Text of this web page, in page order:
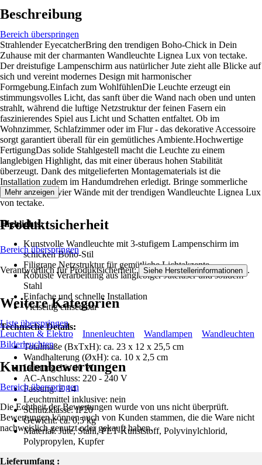
Beschreibung
Bereich überspringen
Strahlender EyecatcherBring den trendigen Boho-Chick in Dein
Zuhause mit der charmanten Wandleuchte Lignea Lux von tectake.
Der dreistufige Lampenschirm aus natürlicher Jute zieht alle Blicke auf
sich und vereint modernes Design mit harmonischer
Formgebung.Einfach zum WohlfühlenDie Leuchte erzeugt ein
stimmungsvolles Licht, das sanft über die Wand nach oben und unten
strahlt, während die luftige Netzstruktur der feinen Fasern ein
faszinierendes Spiel aus Licht und Schatten entfaltet. Ob im
Wohnzimmer, Schlafzimmer oder im Flur - das dekorative Accessoire
sorgt garantiert überall für ein gemütliches Ambiente.Hochwertige
FertigungDas solide Stahlgestell macht die Leuchte zu einem
langlebigen Highlight, das mit einer überaus hohen Stabilität
überzeugt. Dank des mitgelieferten Montagematerials ist die
Installation zudem im Handumdrehen erledigt. Bringe sommerliche
Vibes in Deine vier Wände mit der trendigen Wandleuchte Lignea Lux
von tectake.
Highlights:
Kunstvolle Wandleuchte mit 3-stufigem Lampenschirm im
schicken Boho-Stil
Filigrane Netzstruktur für gemütliche Lichtakzente
Robuste Verarbeitung aus langlebiger Jutefaser und solidem
Stahl
Einfache und schnelle Installation
Vielseitig einsetzbar
Technische Details:
Totalmaße (BxTxH): ca. 23 x 12 x 25,5 cm
Wandhalterung (ØxH): ca. 10 x 2,5 cm
Leistung: bis 40 W
AC-Anschluss: 220 - 240 V
Fassung: E 14
Leuchtmittel inklusive: nein
Schutzklasse: IP20
Gewicht: ca. 0,5 kg
Material: Jute, Stahl, PET-Kunststoff, Polyvinylchlorid,
Polypropylen, Kupfer
Lieferumfang :
Mehr anzeigen
Produktsicherheit
Bereich überspringen
Verantwortlich für Produktsicherheit: Siehe Herstellerinformationen .
Weitere Kategorien
Liste überspringen
Leuchten & Elektro
Innenleuchten Wandlampen
Wandleuchten
Bilderleuchten
Kundenbewertungen
Bereich überspringen
Die Echtheit der Bewertungen wurde von uns nicht überprüft.
Bewertungen können auch von Kunden stammen, die die Ware nicht
nachweislich genutzt oder gekauft haben.